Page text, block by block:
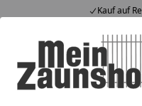
Kauf auf
Alle Produkte
Mein Konto
Suchen